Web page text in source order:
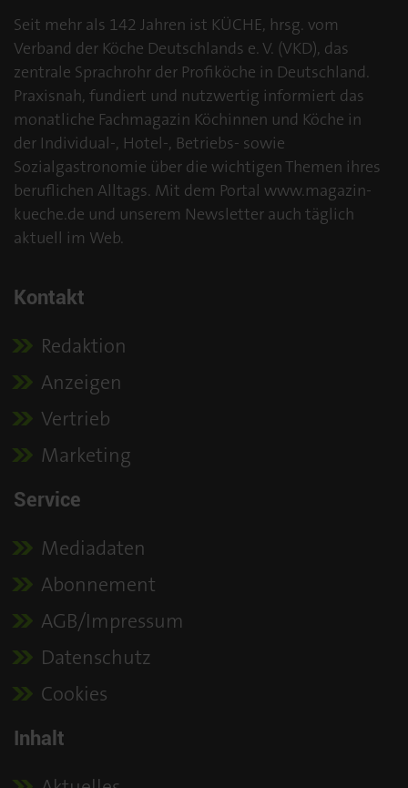
Seit mehr als 142 Jahren ist KÜCHE, hrsg. vom
Verband der Köche Deutschlands e. V. (VKD), das
zentrale Sprachrohr der Profiköche in Deutschland.
Praxisnah, fundiert und nutzwertig informiert das
monatliche Fachmagazin Köchinnen und Köche in
der Individual-, Hotel-, Betriebs- sowie
Sozialgastronomie über die wichtigen Themen ihres
beruflichen Alltags. Mit dem Portal www.magazin-
kueche.de und unserem Newsletter auch täglich
aktuell im Web.
Kontakt
Redaktion
Anzeigen
Vertrieb
Marketing
Service
Mediadaten
Abonnement
AGB/Impressum
Datenschutz
Cookies
Inhalt